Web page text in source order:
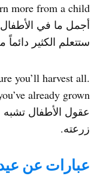
more from a child
أجمل ما في
ستتعلم الكثير
you’ll harvest all
already grown
عقول الأطفال تشبه
زرعته.
عبارات عن